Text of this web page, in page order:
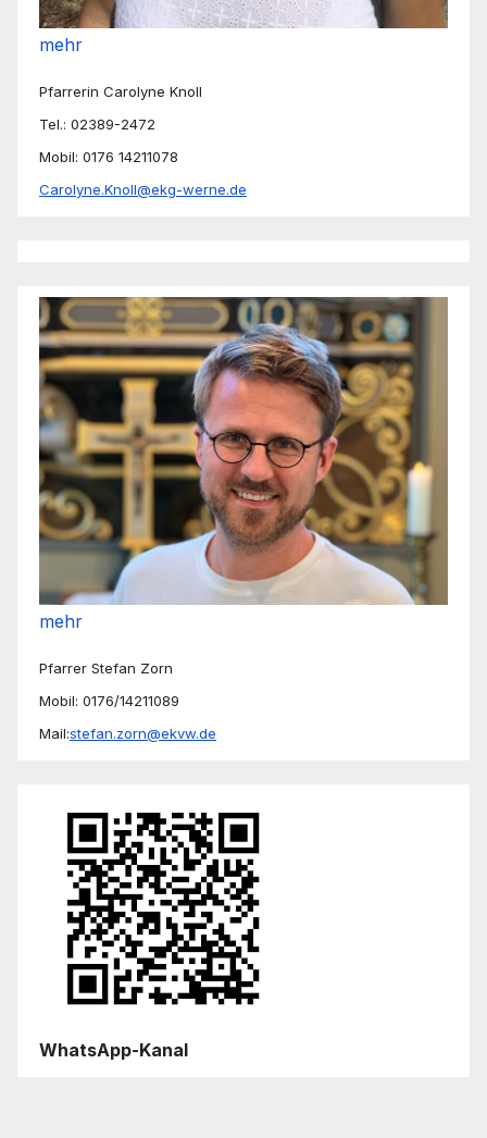
mehr
Pfarrerin Carolyne Knoll
Tel.: 02389-2472
Mobil: 0176 14211078
Carolyne.Knoll@ekg-werne.de
mehr
Pfarrer Stefan Zorn
Mobil: 0176/14211089
Mail:stefan.zorn@ekvw.de
WhatsApp-Kanal